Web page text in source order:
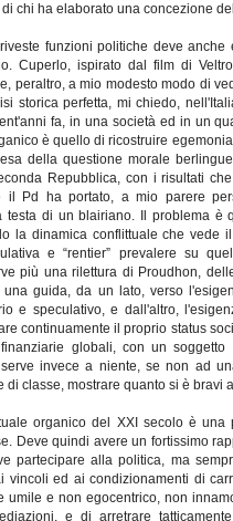
di chi ha elaborato una concezione
funzioni politiche deve
Cuperlo, ispirato dal film di
peraltro, a mio modesto modo di
storica perfetta, mi chiedo,
fa, in una società ed in un
è quello di ricostruire
della questione morale
Repubblica, con i risultati
il Pd ha portato, a mio parere
testa di un blairiano. Il problema
la dinamica conflittuale che
e “rentier” prevalere su
più una rilettura di Proudhon,
guida, da un lato, verso
e speculativo, e dall'altro,
continuamente il proprio status
globali, con un
invece a niente, se non ad
di classe, mostrare quanto si è bravi
organico del XXI secolo è
Deve quindi avere un fortissimo
partecipare alla politica, ma
vincoli ed ai condizionamenti di
umile e non egocentrico, non
e di arretrare